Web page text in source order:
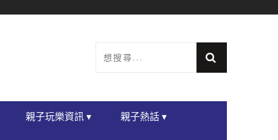
親子玩樂資訊 ▾ 親子熱話 ▾